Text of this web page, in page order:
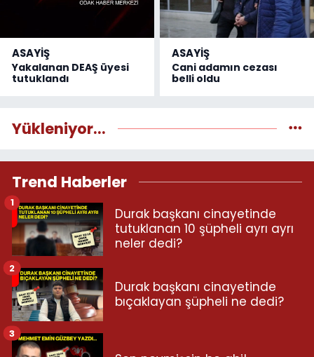
ASAYİŞ
Yakalanan DEAŞ üyesi
tutuklandı
ASAYİŞ
Cani adamın cezası
belli oldu
Yükleniyor...
Trend Haberler
Durak başkanı cinayetinde
tutuklanan 10 şüpheli ayrı ayrı
neler dedi?
1
Durak başkanı cinayetinde
bıçaklayan şüpheli ne dedi?
2
3